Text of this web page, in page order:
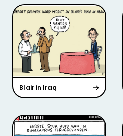
Blair in Iraq